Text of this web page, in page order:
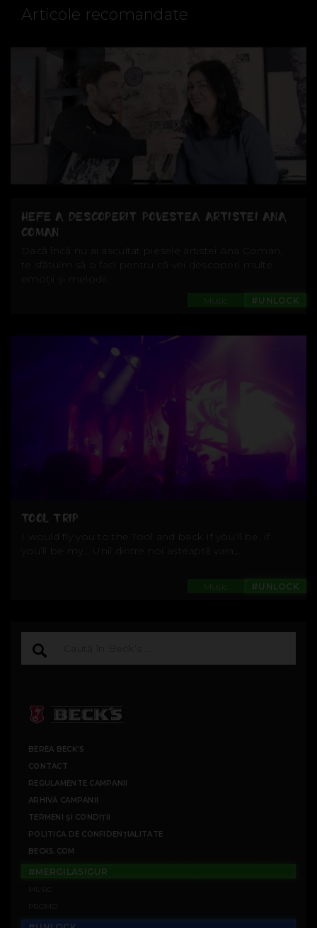
Articole recomandate
HEFE A DESCOPERIT POVESTEA ARTISTEI ANA
COMAN
Dacă încă nu ai ascultat piesele artistei Ana Coman,
te sfătuim să o faci pentru că vei descoperi multe
emoții și melodii...
#UNLOCK
Music
TOOL TRIP
I would fly you to the Tool and back If you’ll be, if
you’ll be my... Unii dintre noi așteaptă vara,...
#UNLOCK
Music
BEREA BECK'S
CONTACT
REGULAMENTE CAMPANII
ARHIVĂ CAMPANII
TERMENI ȘI CONDIȚII
POLITICA DE CONFIDENȚIALITATE
BECKS.COM
#MERGILASIGUR